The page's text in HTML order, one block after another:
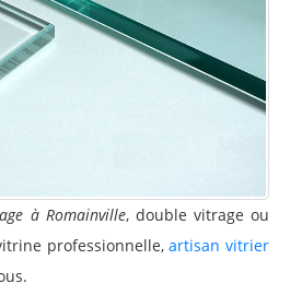
à Romainville, double vitrage ou
professionnelle,artisan vitrier